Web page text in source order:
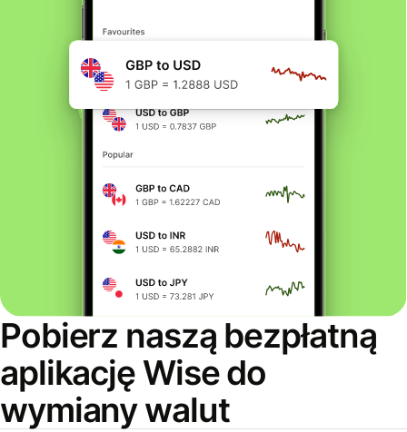
Pobierz naszą bezpłatną
aplikację Wise do
wymiany walut